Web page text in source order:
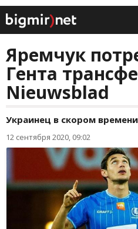
Яремчук
Гента
Nieuwsblad
Украинец в скором
12 сентября 2020, 09:02